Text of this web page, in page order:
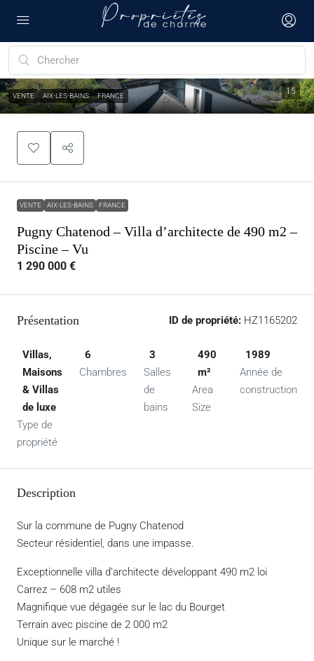
15
VENTE AIX-LES-BAINS FRANCE
VENTE AIX-LES-BAINS FRANCE
Pugny Chatenod – Villa d’architecte de 490 m2 –
Piscine – Vu
1 290 000 €
Présentation ID de propriété: HZ1165202
Villas,
Maisons
& Villas
de luxe
Type de
propriété
6
Chambres
3
Salles
de
bains
490
m²
Area
Size
1989
Année de
construction
Description
Sur la commune de Pugny Chatenod
Secteur résidentiel, dans une impasse.
Exceptionnelle villa d’architecte développant 490 m2 loi
Carrez – 608 m2 utiles
Magnifique vue dégagée sur le lac du Bourget
Terrain avec piscine de 2 000 m2
Unique sur le marché !